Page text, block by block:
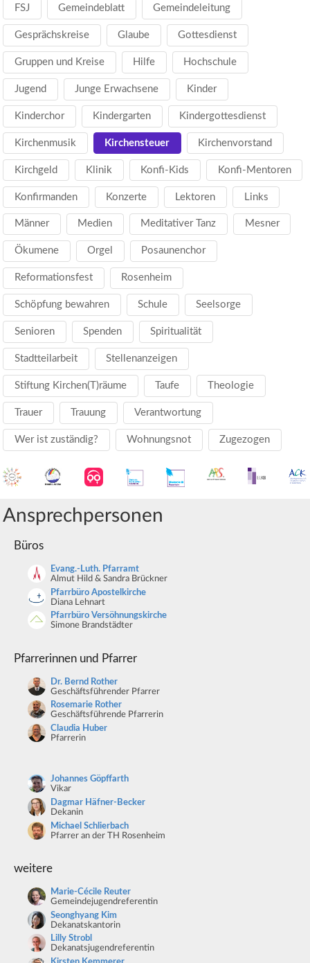
FSJ Gemeindeblatt Gemeindeleitung
Gesprächskreise Glaube Gottesdienst
Gruppen und Kreise Hilfe Hochschule
Jugend Junge Erwachsene Kinder
Kinderchor Kindergarten Kindergottesdienst
Kirchenmusik Kirchensteuer Kirchenvorstand
Kirchgeld Klinik Konfi-Kids Konfi-Mentoren
Konfirmanden Konzerte Lektoren Links
Männer Medien Meditativer Tanz Mesner
Ökumene Orgel Posaunenchor
Reformationsfest Rosenheim
Schöpfung bewahren Schule Seelsorge
Senioren Spenden Spiritualität
Stadtteilarbeit Stellenanzeigen
Stiftung Kirchen(T)räume Taufe Theologie
Trauer Trauung Verantwortung
Wer ist zuständig? Wohnungsnot Zugezogen
Ansprechpersonen
Büros
Evang.-Luth. Pfarramt
Almut Hild & Sandra Brückner
Pfarrbüro Apostelkirche
Diana Lehnart
Pfarrbüro Versöhnungskirche
Simone Brandstädter
Pfarrerinnen und Pfarrer
Dr. Bernd Rother
Geschäftsführender Pfarrer
Rosemarie Rother
Geschäftsführende Pfarrerin
Claudia Huber
Pfarrerin
Johannes Göpffarth
Vikar
Dagmar Häfner-Becker
Dekanin
Michael Schlierbach
Pfarrer an der TH Rosenheim
weitere
Marie-Cécile Reuter
Gemeindejugendreferentin
Seonghyang Kim
Dekanatskantorin
Lilly Strobl
Dekanatsjugendreferentin